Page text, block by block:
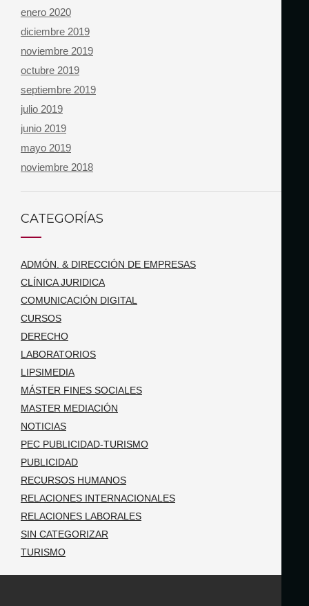
enero 2020
diciembre 2019
noviembre 2019
octubre 2019
septiembre 2019
julio 2019
junio 2019
mayo 2019
noviembre 2018
CATEGORÍAS
ADMÓN. & DIRECCIÓN DE EMPRESAS
CLÍNICA JURIDICA
COMUNICACIÓN DIGITAL
CURSOS
DERECHO
LABORATORIOS
LIPSIMEDIA
MÁSTER FINES SOCIALES
MASTER MEDIACIÓN
NOTICIAS
PEC PUBLICIDAD-TURISMO
PUBLICIDAD
RECURSOS HUMANOS
RELACIONES INTERNACIONALES
RELACIONES LABORALES
SIN CATEGORIZAR
TURISMO